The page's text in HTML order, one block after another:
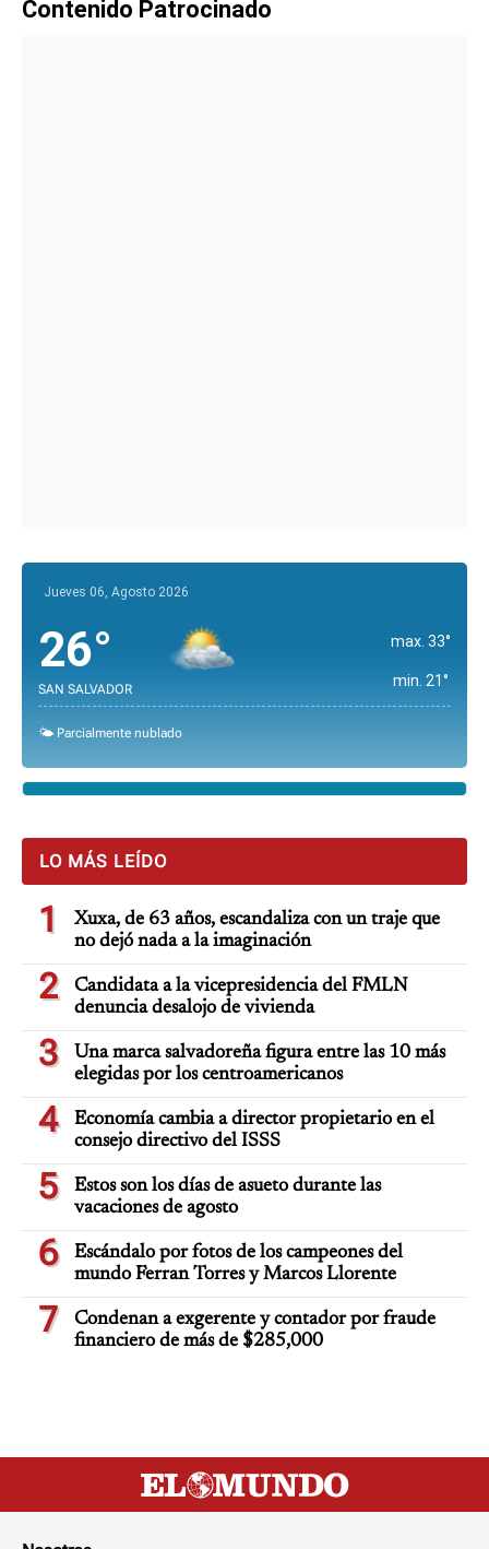
Contenido Patrocinado
Jueves 06, Agosto 2026
26°
SAN SALVADOR
max. 33°
min. 21°
🌤️ Parcialmente nublado
LO MÁS LEÍDO
1
Xuxa, de 63 años, escandaliza con un traje que
no dejó nada a la imaginación
2
Candidata a la vicepresidencia del FMLN
denuncia desalojo de vivienda
3
Una marca salvadoreña figura entre las 10 más
elegidas por los centroamericanos
4
Economía cambia a director propietario en el
consejo directivo del ISSS
5
Estos son los días de asueto durante las
vacaciones de agosto
6
Escándalo por fotos de los campeones del
mundo Ferran Torres y Marcos Llorente
7
Condenan a exgerente y contador por fraude
financiero de más de $285,000